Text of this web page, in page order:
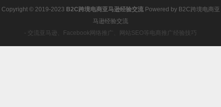
Copyright © 2019-2023 B2C跨境电商亚马逊经验交流 Powered by B2C跨境电商亚
马逊经验交流
- 交流亚马逊、Facebook网络推广、网站SEO等电商推广经验技巧